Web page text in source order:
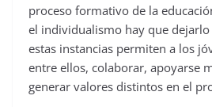
proceso formativo de la
el individualismo hay que
estas instancias permiten a los
entre ellos, colaborar, apoyarse
generar valores distintos en el